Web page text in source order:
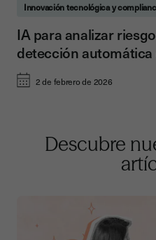
Innovación tecnológica y
2 de febrero de 2026
IA para analizar
detección
Descubre